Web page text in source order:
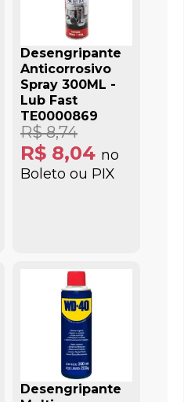
Desengripante
Anticorrosivo
Spray 300ML -
Lub Fast
TE0000869
R$ 8,04 no
Boleto ou PIX
R$ 8,74
Desengripante